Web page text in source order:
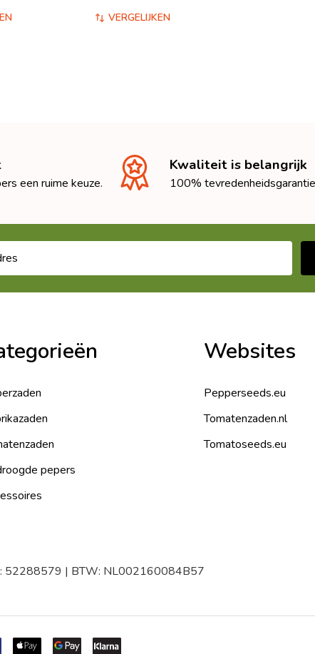
VERGELIJKEN
een ruime keuze.
Kwaliteit is belangrijk
100%
pepers
Websites
Pepperseeds.eu
Tomatenzaden.nl
Tomatoseeds.eu
52288579 | BTW: NL002160084B57